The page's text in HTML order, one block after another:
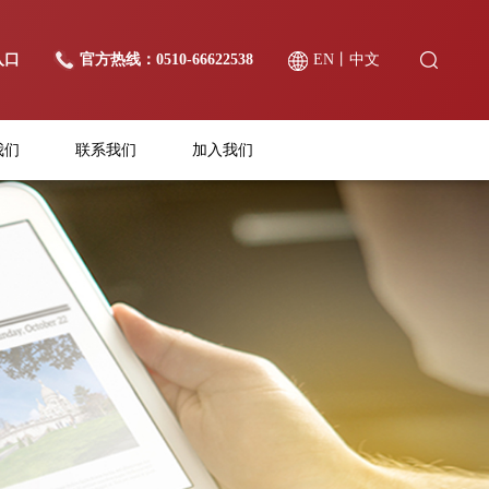
EN丨 中文
官方热线：0510-66622538
们 联系我们 加入我们